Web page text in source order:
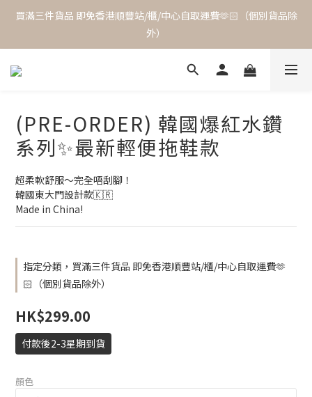
買滿三件貨品 即免香港順豐站/櫃/中心自取運費🫶🏻（個別貨品除
外）
(PRE-ORDER) 韓國爆紅水鑽
系列✨最新輕便拖鞋款
超柔軟舒服～完全唔刮腳！
韓國東大門設計款🇰🇷
Made in China!
指定分類，買滿三件貨品 即免香港順豐站/櫃/中心自取運費🫶
🏻（個別貨品除外）
HK$299.00
付款後2-3星期到貨
顏色